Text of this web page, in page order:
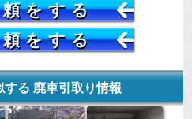
をする
をする
する 廃車引取り情報